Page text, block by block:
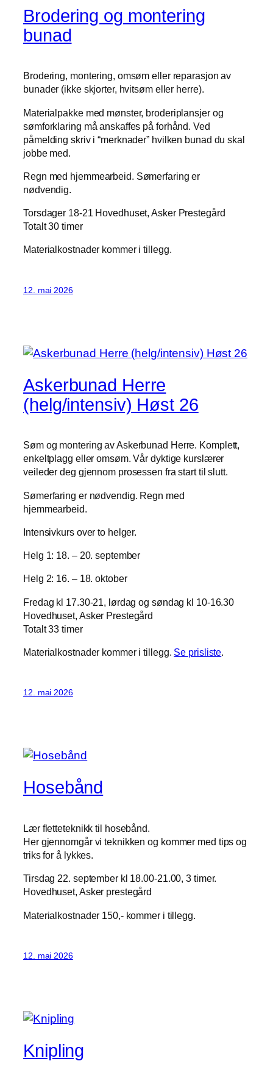
Brodering og montering
bunad
Brodering, montering, omsøm eller reparasjon av
bunader (ikke skjorter, hvitsøm eller herre).
Materialpakke med mønster, broderiplansjer og
sømforklaring må anskaffes på forhånd. Ved
påmelding skriv i “merknader” hvilken bunad du skal
jobbe med.
Regn med hjemmearbeid. Sømerfaring er
nødvendig.
Torsdager 18-21 Hovedhuset, Asker Prestegård
Totalt 30 timer
Materialkostnader kommer i tillegg.
12. mai 2026
Askerbunad Herre
(helg/intensiv) Høst 26
Søm og montering av Askerbunad Herre. Komplett,
enkeltplagg eller omsøm. Vår dyktige kurslærer
veileder deg gjennom prosessen fra start til slutt.
Sømerfaring er nødvendig. Regn med
hjemmearbeid.
Intensivkurs over to helger.
Helg 1: 18. – 20. september
Helg 2: 16. – 18. oktober
Fredag kl 17.30-21, lørdag og søndag kl 10-16.30
Hovedhuset, Asker Prestegård
Totalt 33 timer
Materialkostnader kommer i tillegg. Se prisliste.
12. mai 2026
Hosebånd
Lær fletteteknikk til hosebånd.
Her gjennomgår vi teknikken og kommer med tips og
triks for å lykkes.
Tirsdag 22. september kl 18.00-21.00, 3 timer.
Hovedhuset, Asker prestegård
Materialkostnader 150,- kommer i tillegg.
12. mai 2026
Knipling